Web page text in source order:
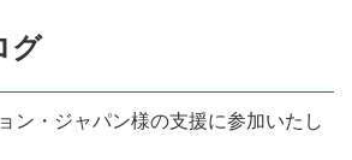
グ
ン・ジャパン様の支援に参加いたし